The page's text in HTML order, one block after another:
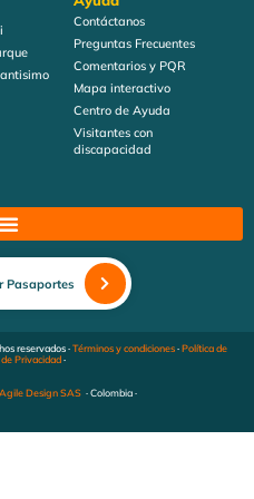
Contáctanos
Preguntas Frecuentes
Comentarios y PQR
Mapa interactivo
Centro de Ayuda
Visitantes con
discapacidad
Pasaportes
reservados ·Términos y condiciones·Política de
Privacidad·
Agile Design SAS· Colombia ·